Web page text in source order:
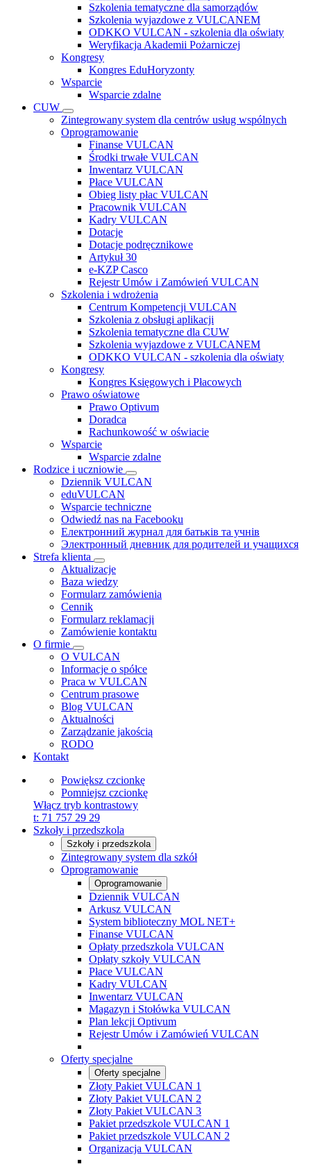
Szkolenia tematyczne dla samorządów
Szkolenia wyjazdowe z VULCANEM
ODKKO VULCAN - szkolenia dla oświaty
Weryfikacja Akademii Pożarniczej
Kongresy
Kongres EduHoryzonty
Wsparcie
Wsparcie zdalne
CUW
Zintegrowany system dla centrów usług wspólnych
Oprogramowanie
Finanse VULCAN
Środki trwałe VULCAN
Inwentarz VULCAN
Płace VULCAN
Obieg listy płac VULCAN
Pracownik VULCAN
Kadry VULCAN
Dotacje
Dotacje podręcznikowe
Artykuł 30
e-KZP Casco
Rejestr Umów i Zamówień VULCAN
Szkolenia i wdrożenia
Centrum Kompetencji VULCAN
Szkolenia z obsługi aplikacji
Szkolenia tematyczne dla CUW
Szkolenia wyjazdowe z VULCANEM
ODKKO VULCAN - szkolenia dla oświaty
Kongresy
Kongres Księgowych i Płacowych
Prawo oświatowe
Prawo Optivum
Doradca
Rachunkowość w oświacie
Wsparcie
Wsparcie zdalne
Rodzice i uczniowie
Dziennik VULCAN
eduVULCAN
Wsparcie techniczne
Odwiedź nas na Facebooku
Електронний журнал для батьків та учнів
Электронный дневник для родителей и учащихся
Strefa klienta
Aktualizacje
Baza wiedzy
Formularz zamówienia
Cennik
Formularz reklamacji
Zamówienie kontaktu
O firmie
O VULCAN
Informacje o spółce
Praca w VULCAN
Centrum prasowe
Blog VULCAN
Aktualności
Zarządzanie jakością
RODO
Kontakt
Powiększ czcionkę
Pomniejsz czcionkę
Włącz tryb kontrastowy
t: 71 757 29 29
Szkoły i przedszkola
Szkoły i przedszkola
Zintegrowany system dla szkół
Oprogramowanie
Oprogramowanie
Dziennik VULCAN
Arkusz VULCAN
System biblioteczny MOL NET+
Finanse VULCAN
Opłaty przedszkola VULCAN
Opłaty szkoły VULCAN
Płace VULCAN
Kadry VULCAN
Inwentarz VULCAN
Magazyn i Stołówka VULCAN
Plan lekcji Optivum
Rejestr Umów i Zamówień VULCAN
Oferty specjalne
Oferty specjalne
Złoty Pakiet VULCAN 1
Złoty Pakiet VULCAN 2
Złoty Pakiet VULCAN 3
Pakiet przedszkole VULCAN 1
Pakiet przedszkole VULCAN 2
Organizacja VULCAN